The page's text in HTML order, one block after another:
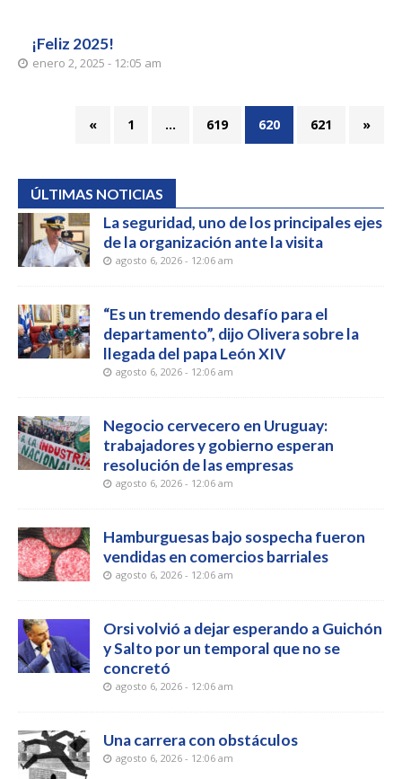
¡Feliz 2025!
enero 2, 2025 - 12:05 am
« 1 … 619 620 621 »
ÚLTIMAS NOTICIAS
La seguridad, uno de los principales ejes
de la organización ante la visita
agosto 6, 2026 - 12:06 am
“Es un tremendo desafío para el
departamento”, dijo Olivera sobre la
llegada del papa León XIV
agosto 6, 2026 - 12:06 am
Negocio cervecero en Uruguay:
trabajadores y gobierno esperan
resolución de las empresas
agosto 6, 2026 - 12:06 am
Hamburguesas bajo sospecha fueron
vendidas en comercios barriales
agosto 6, 2026 - 12:06 am
Orsi volvió a dejar esperando a Guichón
y Salto por un temporal que no se
concretó
agosto 6, 2026 - 12:06 am
Una carrera con obstáculos
agosto 6, 2026 - 12:06 am